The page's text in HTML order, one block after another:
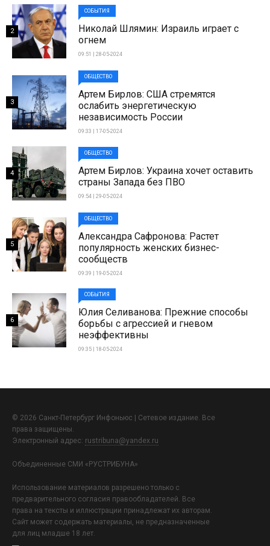
СОБЫТИЯ
Николай Шлямин: Израиль играет с
огнем
09:51 | 28-05-2024
2
ОБЩЕСТВО
Артем Бирлов: США стремятся
ослабить энергетическую
независимость России
09:33 | 17-05-2024
3
ОБЩЕСТВО
Артем Бирлов: Украина хочет оставить
страны Запада без ПВО
09:54 | 29-05-2024
4
ОБЩЕСТВО
Александра Сафронова: Растет
популярность женских бизнес-
сообществ
09:39 | 19-05-2024
5
СОБЫТИЯ
Юлия Селиванова: Прежние способы
борьбы с агрессией и гневом
неэффективны
09:35 | 18-05-2024
6
© 2026 Санкт-Петербург Инфоньюс | Сетевое издание. Все
права защищены.
Электронный адрес: rustribuna@yandex.ru
Объединенные СМИ «РУСТРИБУНА»
Использование материалов разрешено только с
предварительного согласия правообладателей. Все
права на тексты и иллюстрации принадлежат их авторам.
Сайт может содержать материалы, не предназначенные
для лиц младше 18 лет.